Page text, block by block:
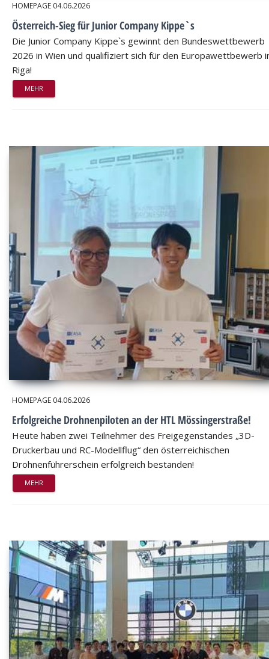
HOMEPAGE 04.06.2026
Österreich-Sieg für Junior Company Kippe`s
Die Junior Company Kippe`s gewinnt den Bundeswettbewerb
2026 in Wien und qualifiziert sich für den Europawettbewerb
Riga!
MEHR
HOMEPAGE 04.06.2026
Erfolgreiche Drohnenpiloten an der HTL Mössingerstraße!
Heute haben zwei Teilnehmer des Freigegenstandes „3D-
Druckerbau und RC-Modellflug“ den österreichischen
Drohnenführerschein erfolgreich bestanden!
MEHR